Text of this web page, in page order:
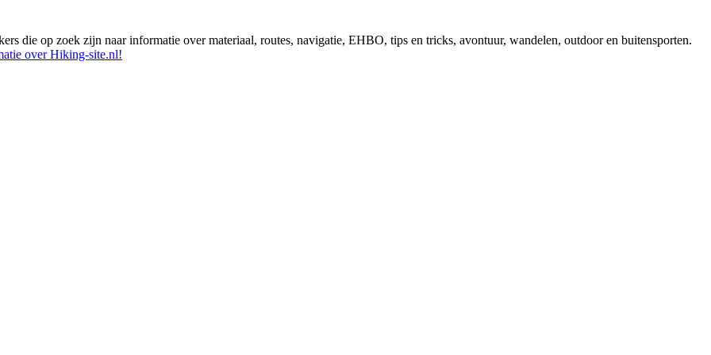
die op zoek zijn naar informatie over materiaal, routes, navigatie, EHBO, tips en tricks, avontuur, wandelen, outdoor en buitensporten.
over Hiking-site.nl!